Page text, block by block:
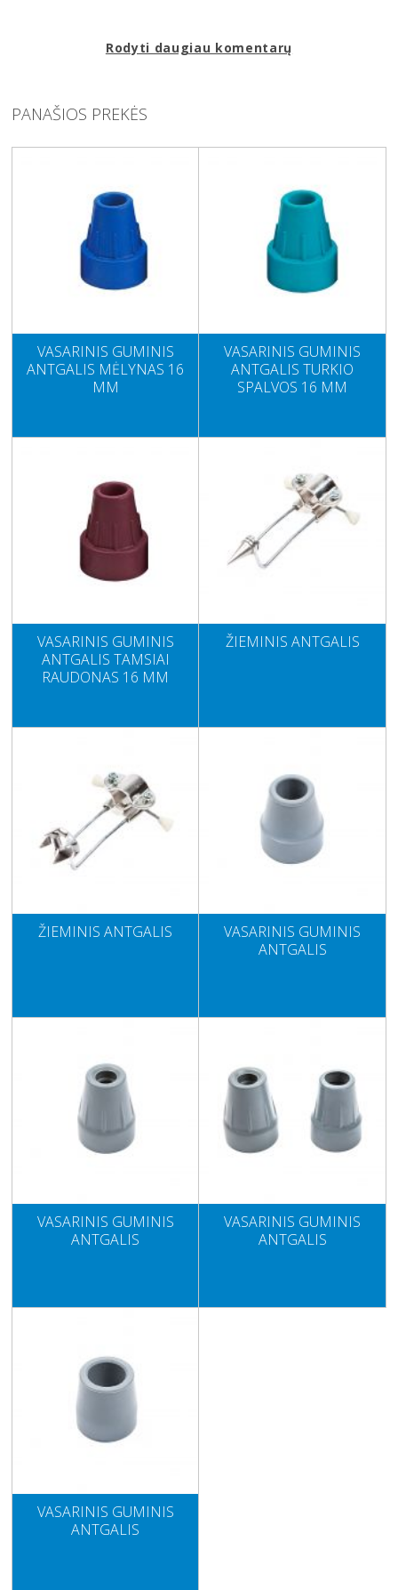
Rodyti daugiau komentarų
PANAŠIOS PREKĖS
VASARINIS GUMINIS
ANTGALIS MĖLYNAS 16
MM
VASARINIS GUMINIS
ANTGALIS TURKIO
SPALVOS 16 MM
VASARINIS GUMINIS
ANTGALIS TAMSIAI
RAUDONAS 16 MM
ŽIEMINIS ANTGALIS
ŽIEMINIS ANTGALIS
VASARINIS GUMINIS
ANTGALIS
VASARINIS GUMINIS
ANTGALIS
VASARINIS GUMINIS
ANTGALIS
VASARINIS GUMINIS
ANTGALIS